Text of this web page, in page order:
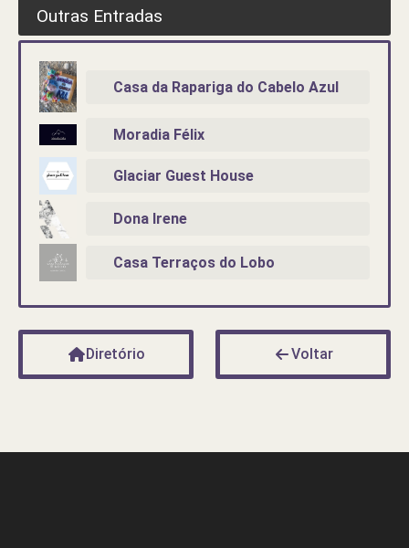
Outras Entradas
Casa da Rapariga do Cabelo Azul
Moradia Félix
Glaciar Guest House
Dona Irene
Casa Terraços do Lobo
Diretório Voltar